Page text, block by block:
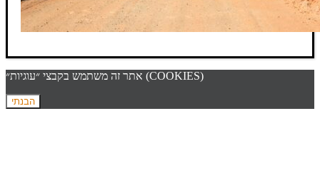
אתר זה משתמש בקבצי ״עוגיות״ (COOKIES)
הבנתי